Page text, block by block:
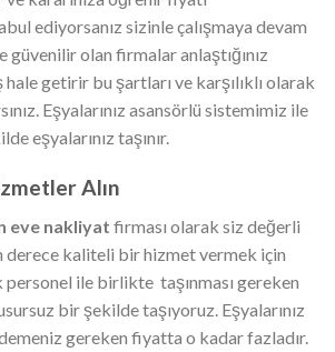
ediyorsanız sizinle çalışmaya devam
olan firmalar anlaştığınız
hale getirir bu şartları ve karşılıklı olarak
Eşyalarınız asansörlü sistemimiz ile
eşyalarınız taşınır.
Alın
eve nakliyat firması olarak siz değerli
kaliteli bir hizmet vermek için
personel ile birlikte taşınması gereken
bir şekilde taşıyoruz. Eşyalarınız
gereken fiyatta o kadar fazladır.